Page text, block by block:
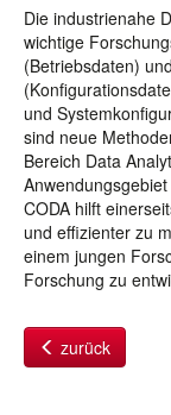
Die industrienahe
wichtige
(Betriebsdaten)
und
sind neue
Bereich Data
CODA hilft
und effizienter zu
einem jungen
Forschung zu
zurück